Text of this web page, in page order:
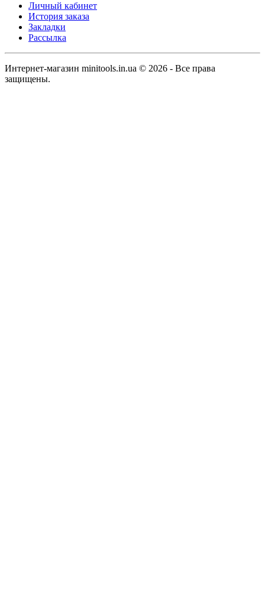
Личный кабинет
История заказа
Закладки
Рассылка
Интернет-магазин minitools.in.ua © 2026 - Все права
защищены.